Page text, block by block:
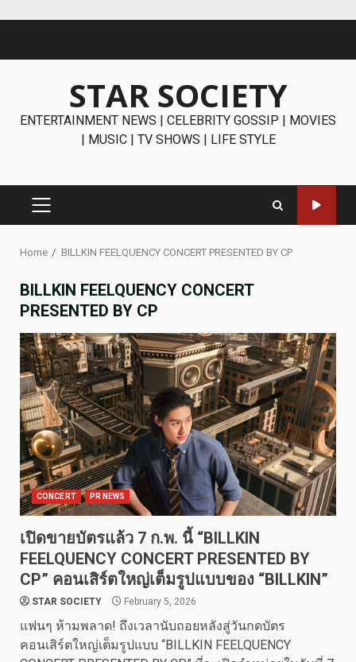
STAR SOCIETY
ENTERTAINMENT NEWS | CELEBRITY GOSSIP | MOVIES
| MUSIC | TV SHOWS | LIFE STYLE
PRIMARY
Home BILLKIN FEELQUENCY CONCERT PRESENTED BY CP
BILLKIN FEELQUENCY CONCERT
PRESENTED BY CP
CONCERT PR NEWS
เปิดขายบัตรแล้ว 7 ก.พ. นี้ “BILLKIN
FEELQUENCY CONCERT PRESENTED BY
CP” คอนเสิร์ตใหญ่เต็มรูปแบบของ “BILLKIN”
STAR SOCIETY February 5, 2026
แฟนๆ ห้ามพลาด! ถึงเวลานับถอยหลังสู่วันกดบัตร
คอนเสิร์ตใหญ่เต็มรูปแบบ “BILLKIN FEELQUENCY